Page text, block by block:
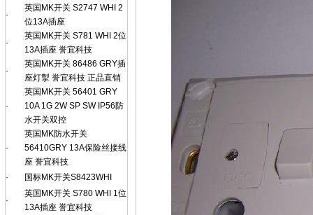
·
英国MK开关 S2747 WHI 2
位13A插座
·
英国MK开关 S781 WHI 2位
13A插座 誉宜科技
·
英国MK开关 86486 GRY插
座灯掣 誉宜科技 正品直销
·
英国MK开关 56401 GRY
10A 1G 2W SP SW IP56防
水开关双控
·
英国MK防水开关
56410GRY 13A保险丝接线
座 誉宜科技
·
国标MK开关S8423WHI
·
英国MK开关 S780 WHI 1位
13A插座 誉宜科技